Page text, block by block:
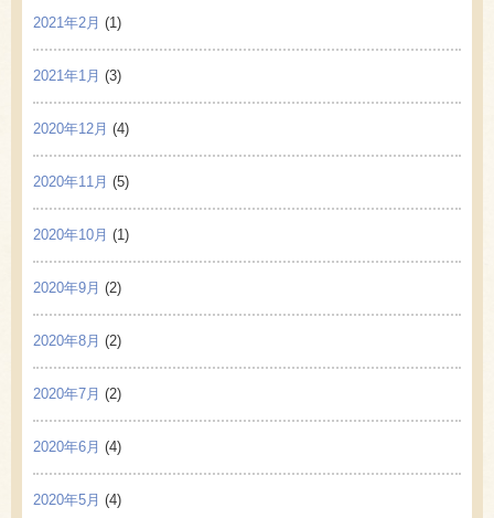
2021年2月 (1)
2021年1月 (3)
2020年12月 (4)
2020年11月 (5)
2020年10月 (1)
2020年9月 (2)
2020年8月 (2)
2020年7月 (2)
2020年6月 (4)
2020年5月 (4)